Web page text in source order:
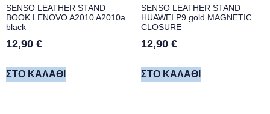
SENSO LEATHER STAND
BOOK LENOVO A2010 A2010a
black
12,90 €
ΣΤΟ ΚΑΛΆΘΙ
SENSO LEATHER STAND
HUAWEI P9 gold MAGNETIC
CLOSURE
12,90 €
ΣΤΟ ΚΑΛΆΘΙ